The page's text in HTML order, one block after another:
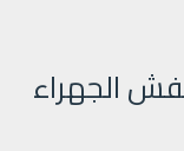
الجهراء